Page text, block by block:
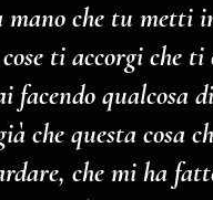
mano che tu metti
ti accorgi che ti
facendo qualcosa
che questa cosa
che mi ha